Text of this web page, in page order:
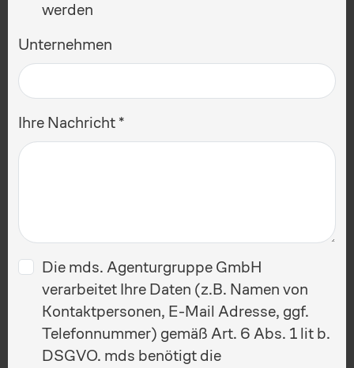
werden
Unternehmen
Ihre Nachricht
Die mds. Agenturgruppe GmbH
verarbeitet Ihre Daten (z.B. Namen von
Kontaktpersonen, E-Mail Adresse, ggf.
Telefonnummer) gemäß Art. 6 Abs. 1 lit b.
DSGVO. mds benötigt die